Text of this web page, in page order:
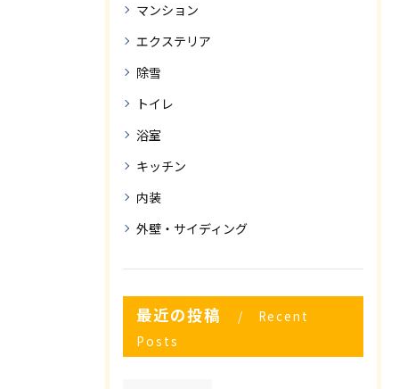
マンション
エクステリア
除雪
トイレ
浴室
キッチン
内装
外壁・サイディング
最近の投稿
Recent
Posts